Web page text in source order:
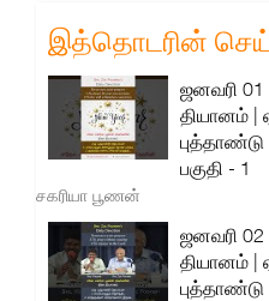
இத்தொடரின்
ஜனவரி
தியானம் |
பகுதி - 1
சகரியா பூணன்
ஜனவரி
தியானம் |